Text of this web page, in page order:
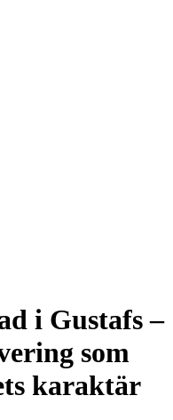
i Gustafs –
som
karaktär